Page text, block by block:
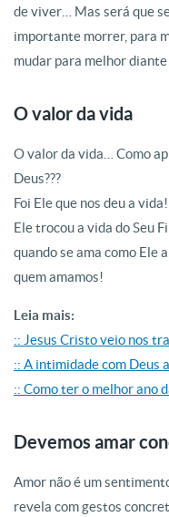
de viver… Mas será que
importante morrer, para
mudar para melhor diante
O valor da vida
O valor da vida… Como
Deus???
Foi Ele que nos deu a
Ele trocou a vida do Seu
quando se ama como Ele
quem amamos!
Leia mais:
:: Jesus Cristo veio nos
:: A intimidade com Deus
:: Como ter o melhor ano
Devemos amar
Amor não é um
revela com gestos